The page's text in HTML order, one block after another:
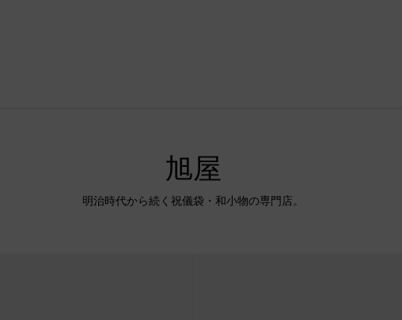
旭屋
明治時代から続く祝儀袋・和小物の専門店。